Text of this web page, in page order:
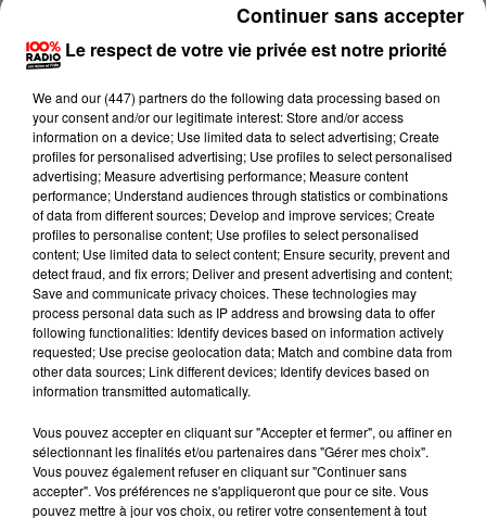
Lecture (1 min 14 sec)
100%
100% Radio l'agenda du sud Tarn
12 janvier 2024 - 1 min 14 sec
L'AGENDA DU SUD TARN DU 12/01/2024 À
07H50
Le respect de votre vie privée est notre priorité
We and our (447) partnersdo the following data processing based on
your consent and/or our legitimate interest: Store and/or access
information on a device; Use limited data to select advertising; Create
profiles for personalised advertising; Use profiles to select personalised
advertising; Measure advertising performance; Measure content
performance; Understand audiences through statistics or combinations
of data from different sources; Develop and improve services; Create
profiles to personalise content; Use profiles to select personalised
content; Use limited data to select content; Ensure security, prevent and
detect fraud, and fix errors; Deliver and present advertising and content;
Save and communicate privacy choices. These technologies may
process personal data such as IP address and browsing data to offer
following functionalities: Identify devices based on information actively
requested; Use precise geolocation data; Match and combine data from
other data sources; Link different devices; Identify devices based on
information transmitted automatically.
Vous pouvez accepter en cliquant sur "Accepter et fermer", ou affiner en
sélectionnant les finalités et/ou partenaires dans "Gérer mes choix".
Vous pouvez également refuser en cliquant sur "Continuer sans
accepter". Vos préférences ne s'appliqueront que pour ce site. Vous
pouvez mettre à jour vos choix, ou retirer votre consentement à tout
Continuer sans accepter